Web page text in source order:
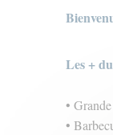
Les +
•
•